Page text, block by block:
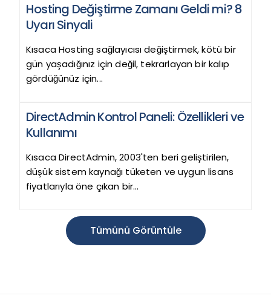
Hosting Değiştirme Zamanı Geldi mi? 8
Uyarı Sinyali
Kısaca Hosting sağlayıcısı değiştirmek, kötü bir
gün yaşadığınız için değil, tekrarlayan bir kalıp
gördüğünüz için...
DirectAdmin Kontrol Paneli: Özellikleri ve
Kullanımı
Kısaca DirectAdmin, 2003'ten beri geliştirilen,
düşük sistem kaynağı tüketen ve uygun lisans
fiyatlarıyla öne çıkan bir...
Tümünü Görüntüle